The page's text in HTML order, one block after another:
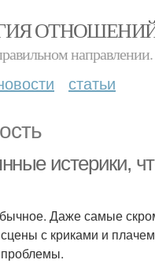
статьи
истерики,
Даже самые
с криками и
проблемы.